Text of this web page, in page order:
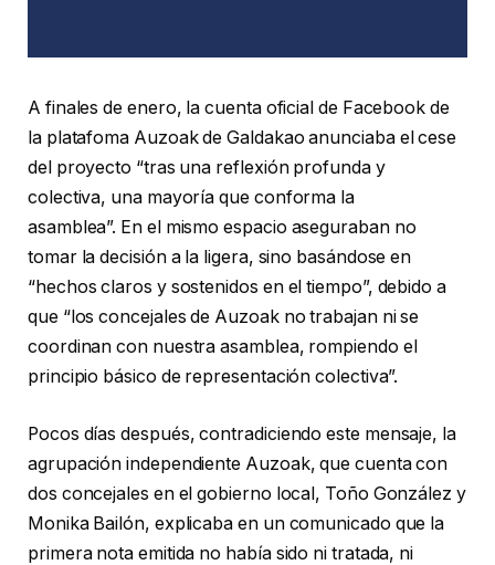
A finales de enero, la cuenta oficial de Facebook de
la platafoma Auzoak de Galdakao anunciaba el cese
del proyecto “tras una reflexión profunda y
colectiva, una mayoría que conforma la
asamblea”. En el mismo espacio aseguraban no
tomar la decisión a la ligera, sino basándose en
“hechos claros y sostenidos en el tiempo”, debido a
que “los concejales de Auzoak no trabajan ni se
coordinan con nuestra asamblea, rompiendo el
principio básico de representación colectiva”.
Pocos días después, contradiciendo este mensaje, la
agrupación independiente Auzoak, que cuenta con
dos concejales en el gobierno local, Toño González y
Monika Bailón, explicaba en un comunicado que la
primera nota emitida no había sido ni tratada, ni